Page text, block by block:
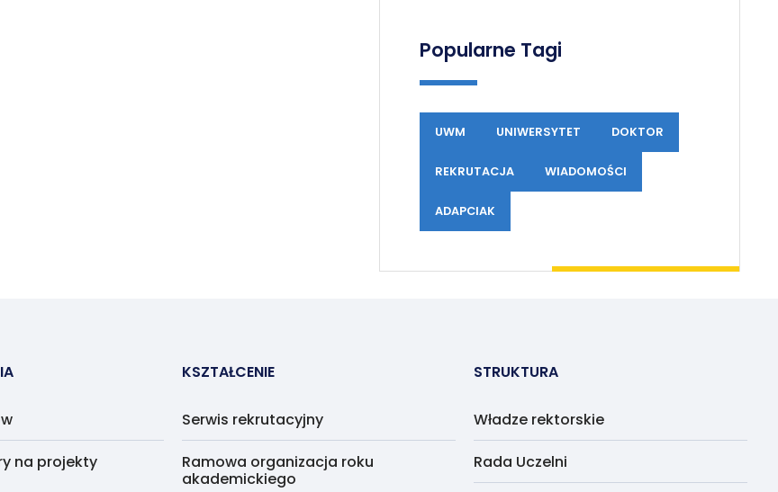
Popularne Tagi
UWM UNIWERSYTET DOKTOR
REKRUTACJA WIADOMOŚCI
ADAPCIAK
na projekty
KSZTAŁCENIE
Serwis rekrutacyjny
Ramowa organizacja roku
akademickiego
STRUKTURA
Władze rektorskie
Rada Uczelni